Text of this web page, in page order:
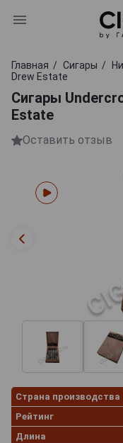
Главная Сигары
Drew Estate
Сигары
Estate
Оставить отзыв
Страна производства
Рейтинг
Длина